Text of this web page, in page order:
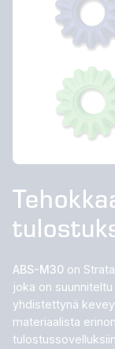
ABS-M30 on
joka on
yhdistettynä
materiaalista